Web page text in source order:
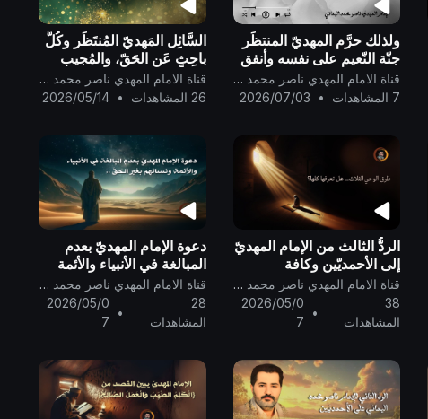
ولذلك حرَّم المهديّ المنتظَر
جنّة النّعيم على نفسه وأنفق
درجته فيها لجدّه محمد
رسول الله..
قناة الامام المهدي ناصر محمد اليماني
7 المشاهدات
•
2026/07/03
السَّائِل المَهديّ المُنتَظَر وكُلُّ
باحِثٍ عَن الحَقّ، والمُجيب
الله الواحِد القَهَّار ..
قناة الامام المهدي ناصر محمد اليماني
26 المشاهدات
•
2026/05/14
الردُّ الثالث من الإمام المهديّ
إلى الأحمديّين وكافة
المسلمين والنّصارى والناس
أجمعين ..
قناة الامام المهدي ناصر محمد اليماني
38
المشاهدات
•
2026/05/0
7
دعوة الإمام المهديّ بعدم
المبالغة في الأنبياء والأئمة
ونسائهم بغير الحقّ ..
قناة الامام المهدي ناصر محمد اليماني
28
المشاهدات
•
2026/05/0
7